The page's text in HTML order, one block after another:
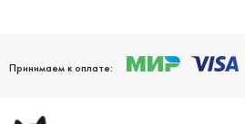
Принимаем к оплате: